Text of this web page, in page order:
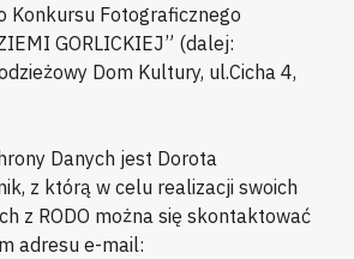
Konkursu Fotograficznego
GORLICKIEJ” (dalej:
Dom Kultury, ul.Cicha 4,
Danych jest Dorota
z którą w celu realizacji swoich
z RODO można się skontaktować
adresu e-mail: